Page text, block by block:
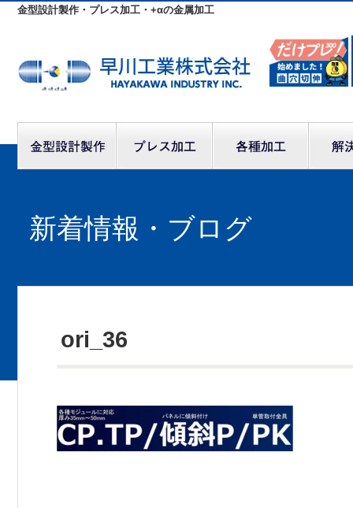
金型設計製作・プレス加工・+αの金属加工
新着情報・ブログ
ori_36